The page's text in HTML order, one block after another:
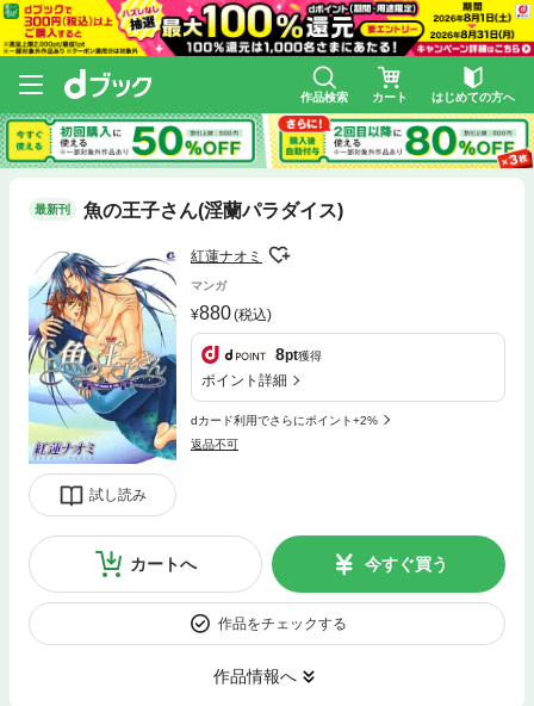
作品検索 カート はじめての方へ
最新刊 魚の王子さん(淫蘭パラダイス)
試し読み
紅蓮ナオミ
マンガ
880(税込)
8pt獲得
ポイント詳細
dカード利用でさらにポイント+2%
返品不可
カートへ 今すぐ買う
作品をチェックする
作品情報へ